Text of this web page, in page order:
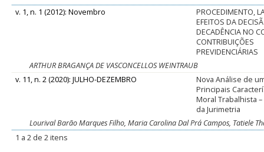
v. 1, n. 1 (2012): Novembro
PROCEDIMENTO,
EFEITOS DA
DECADÊNCIA NO
CONTRIBUIÇÕES
PREVIDENCIÁRIAS
ARTHUR BRAGANÇA DE VASCONCELLOS WEINTRAUB
v. 11, n. 2 (2020): JULHO-DEZEMBRO
Nova Análise de
Principais
Moral Trabalhista
da Jurimetria
Lourival Barão Marques Filho, Maria Carolina Dal Prá Campos, Tatiele
1 a 2 de 2 itens